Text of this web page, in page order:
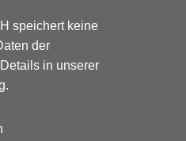
speichert keine
der
in unserer
.